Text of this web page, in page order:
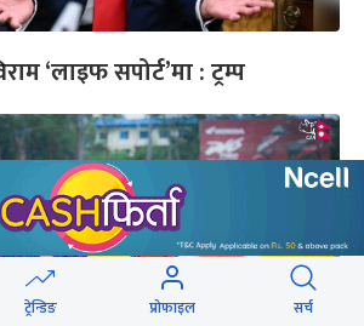
‘लाइफ सपोर्ट’मा : ट्रम्प
ट्रेन्डिङ प्रोफाइल सर्च